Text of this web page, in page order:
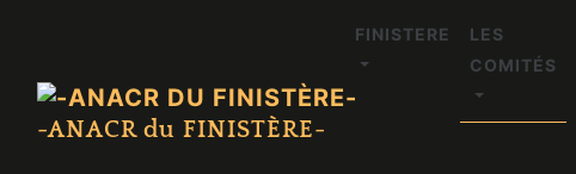
-ANACR du FINISTÈRE-
FINISTERE
LES
COMITÉS